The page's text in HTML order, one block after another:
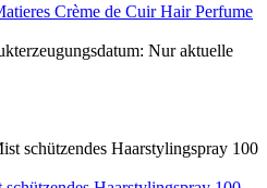
Crème de Cuir Hair Perfume
Nur aktuelle